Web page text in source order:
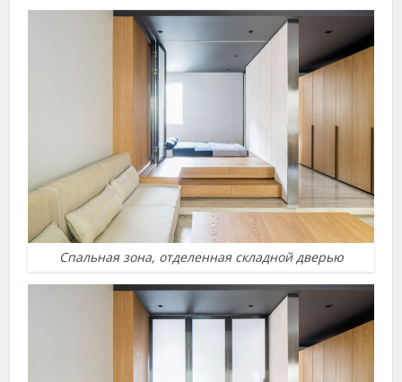
Спальная зона, отделенная складной дверью